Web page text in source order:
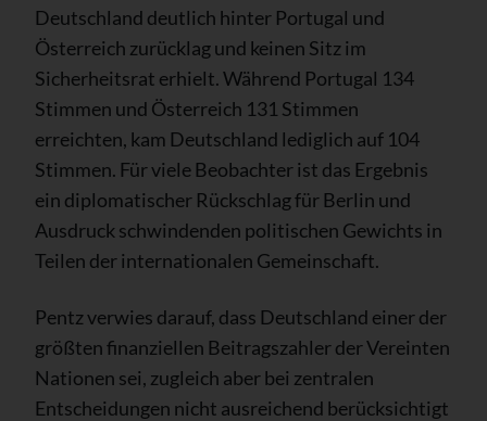
Deutschland deutlich hinter Portugal und
Österreich zurücklag und keinen Sitz im
Sicherheitsrat erhielt. Während Portugal 134
Stimmen und Österreich 131 Stimmen
erreichten, kam Deutschland lediglich auf 104
Stimmen. Für viele Beobachter ist das Ergebnis
ein diplomatischer Rückschlag für Berlin und
Ausdruck schwindenden politischen Gewichts in
Teilen der internationalen Gemeinschaft.
Pentz verwies darauf, dass Deutschland einer der
größten finanziellen Beitragszahler der Vereinten
Nationen sei, zugleich aber bei zentralen
Entscheidungen nicht ausreichend berücksichtigt